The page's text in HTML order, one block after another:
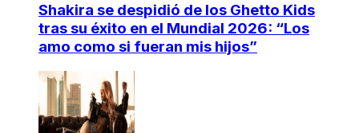
Shakira se despidió de los Ghetto Kids
tras su éxito en el Mundial 2026: “Los
amo como si fueran mis hijos”